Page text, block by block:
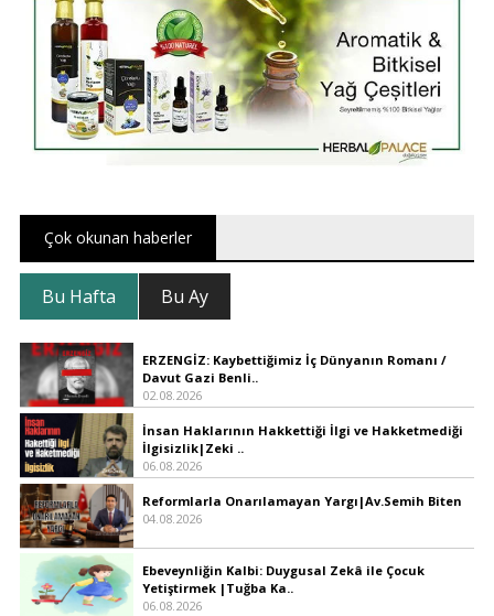
Çok okunan haberler
Bu Hafta Bu Ay
ERZENGİZ: Kaybettiğimiz İç Dünyanın Romanı /
Davut Gazi Benli..
02.08.2026
İnsan Haklarının Hakkettiği İlgi ve Hakketmediği
İlgisizlik|Zeki ..
06.08.2026
Reformlarla Onarılamayan Yargı|Av.Semih Biten
04.08.2026
Ebeveynliğin Kalbi: Duygusal Zekâ ile Çocuk
Yetiştirmek |Tuğba Ka..
06.08.2026